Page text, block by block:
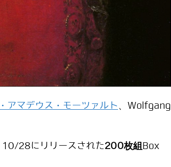
アマデウス・モーツァルト、Wolfgang
10/28にリリースされた200枚組Box